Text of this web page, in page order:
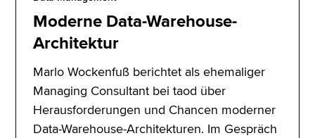
Moderne Data-Warehouse-
Architektur
Marlo Wockenfuß berichtet als ehemaliger
Managing Consultant bei taod über
Herausforderungen und Chancen moderner
Data-Warehouse-Architekturen. Im Gespräch